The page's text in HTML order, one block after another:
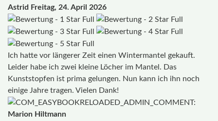
Astrid Freitag, 24. April 2026
Ich hatte vor längerer Zeit einen Wintermantel gekauft.
Leider habe ich zwei kleine Löcher im Mantel. Das
Kunststopfen ist prima gelungen. Nun kann ich ihn noch
einige Jahre tragen. Vielen Dank!
Marion Hiltmann